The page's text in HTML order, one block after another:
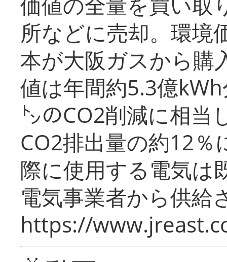
所などに売却。環境
本が大阪ガスから購
値は年間約5.3億
㌧のCO2削減に相当
CO2排出量の約12％
際に使用する電気は
電気事業者から供給
https://